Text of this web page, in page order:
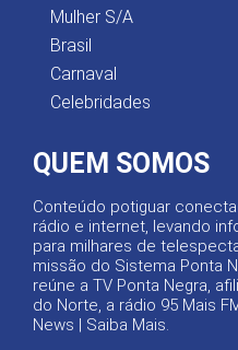
Mulher S/A
Brasil
Carnaval
Celebridades
QUEM SOMOS
Conteúdo potiguar
rádio e internet, levando
para milhares de
missão do Sistema Ponta
reúne a TV Ponta Negra,
do Norte, a rádio 95 Mais
News | Saiba Mais.